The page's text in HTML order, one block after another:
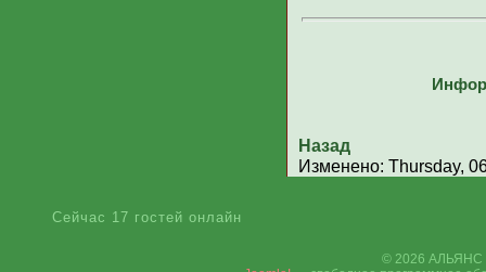
Назад
Изменено: Thursday,
Сейчас 17 гостей онлайн
© 2026 АЛЬЯНС